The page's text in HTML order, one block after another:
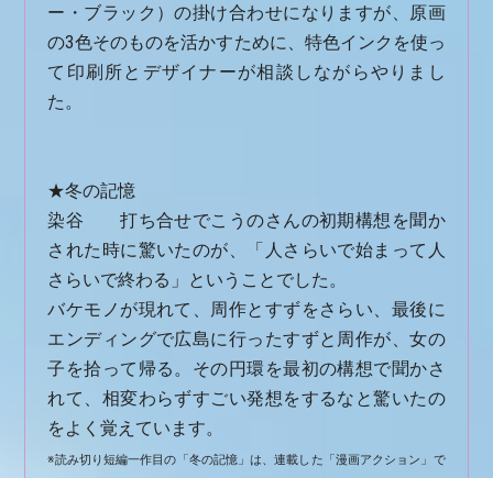
ー・ブラック）の掛け合わせになりますが、原画
の3色そのものを活かすために、特色インクを使っ
て印刷所とデザイナーが相談しながらやりまし
た。
★冬の記憶
染谷 打ち合せでこうのさんの初期構想を聞か
された時に驚いたのが、「人さらいで始まって人
さらいで終わる」ということでした。
バケモノが現れて、周作とすずをさらい、最後に
エンディングで広島に行ったすずと周作が、女の
子を拾って帰る。その円環を最初の構想で聞かさ
れて、相変わらずすごい発想をするなと驚いたの
をよく覚えています。
※読み切り短編一作目の「冬の記憶」は、連載した「漫画アクション」で